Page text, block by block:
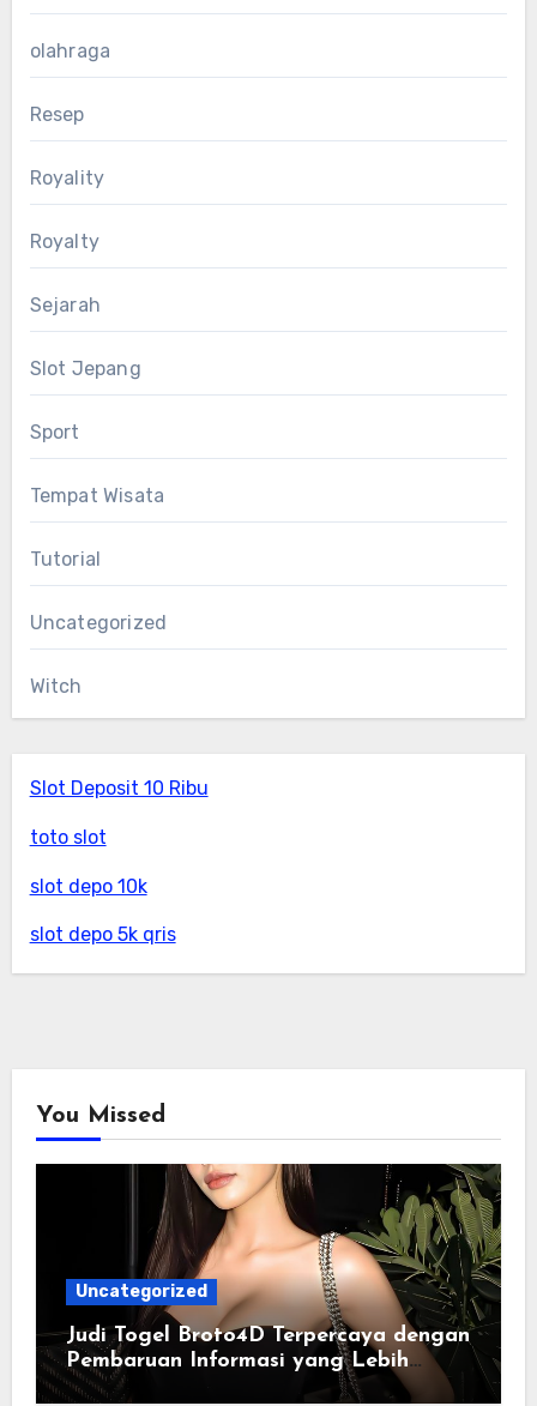
olahraga
Resep
Royality
Royalty
Sejarah
Slot Jepang
Sport
Tempat Wisata
Tutorial
Uncategorized
Witch
Slot Deposit 10 Ribu
toto slot
slot depo 10k
slot depo 5k qris
You Missed
Uncategorized
Judi Togel Broto4D Terpercaya dengan
Pembaruan Informasi yang Lebih
Konsisten